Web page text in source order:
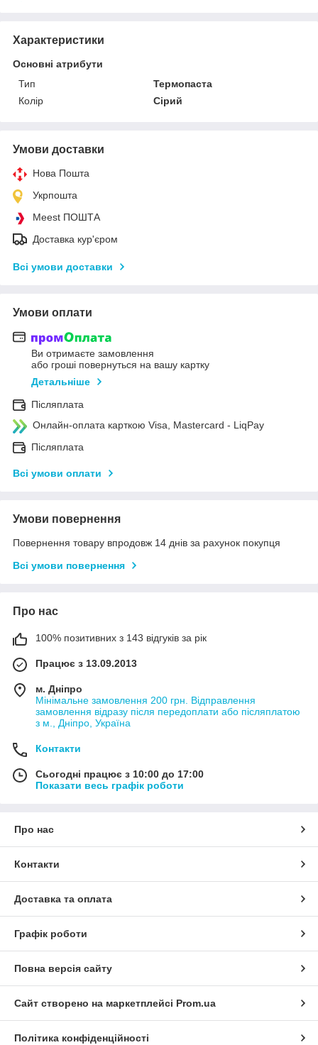
Характеристики
Основні атрибути
Тип
Термопаста
Колір
Сірий
Умови доставки
Нова Пошта
Укрпошта
Meest ПОШТА
Доставка кур'єром
Всі умови доставки
Умови оплати
Ви отримаєте замовлення
або гроші повернуться на вашу картку
Детальніше
Післяплата
Онлайн-оплата карткою Visa, Mastercard - LiqPay
Післяплата
Всі умови оплати
Умови повернення
Повернення товару впродовж 14 днів за рахунок покупця
Всі умови повернення
Про нас
100% позитивних з 143 відгуків за рік
Працює з 13.09.2013
м. Дніпро
Мінімальне замовлення 200 грн. Відправлення
замовлення відразу після передоплати або післяплатою
з м., Дніпро, Україна
Контакти
Сьогодні працює з 10:00 до 17:00
Показати весь графік роботи
Про нас
Контакти
Доставка та оплата
Графік роботи
Повна версія сайту
Сайт створено на маркетплейсі Prom.ua
Політика конфіденційності